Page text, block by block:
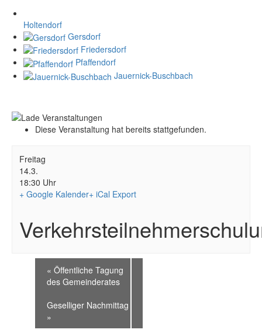
Holtendorf
Gersdorf
Friedersdorf
Pfaffendorf
Jauernick-Buschbach
Diese Veranstaltung hat bereits stattgefunden.
Freitag
14.3.
18:30 Uhr
+ Google Kalender+ iCal Export
« Öffentliche Tagung
des Gemeinderates
Geselliger Nachmittag
»